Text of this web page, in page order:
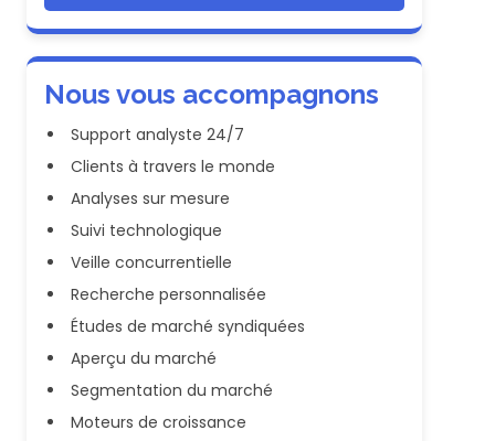
Nous vous accompagnons
Support analyste 24/7
Clients à travers le monde
Analyses sur mesure
Suivi technologique
Veille concurrentielle
Recherche personnalisée
Études de marché syndiquées
Aperçu du marché
Segmentation du marché
Moteurs de croissance